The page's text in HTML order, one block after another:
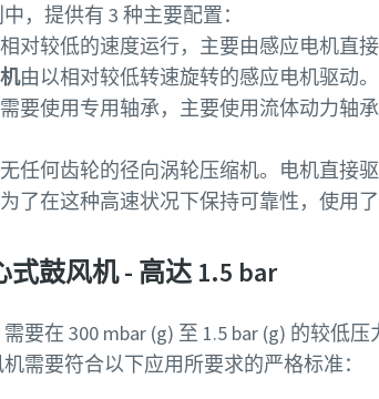
，提供有 3 种主要配置：
对较低的速度运行，主要由感应电机直
由以相对较低转速旋转的感应电机驱动
要使用专用轴承，主要使用流体动力轴
任何齿轮的径向涡轮压缩机。电机直接
了在这种高速状况下保持可靠性，使用
式鼓风机 - 高达 1.5 bar
要在 300 mbar (g) 至 1.5 bar (g) 的较低压
需要符合以下应用所要求的严格标准：